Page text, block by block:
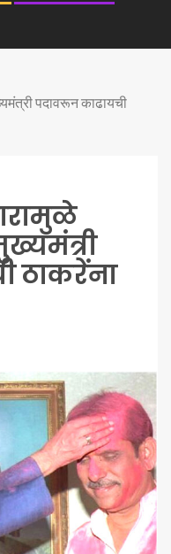
पदावरून काढायची
ठाकरेंना